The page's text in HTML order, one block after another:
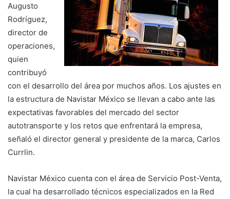
Augusto
Rodríguez,
director de
operaciones,
quien
contribuyó
con el desarrollo del área por muchos años. Los ajustes en
la estructura de Navistar México se llevan a cabo ante las
expectativas favorables del mercado del sector
autotransporte y los retos que enfrentará la empresa,
señaló el director general y presidente de la marca, Carlos
Currlin.
Navistar México cuenta con el área de Servicio Post-Venta,
la cual ha desarrollado técnicos especializados en la Red